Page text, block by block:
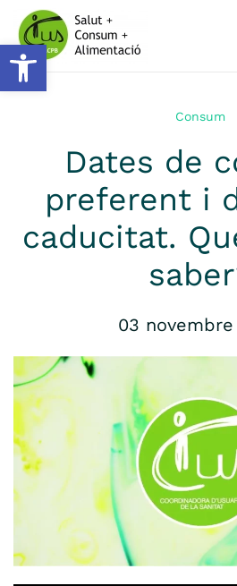
Obre la barra d'eines
Skip to main content
Consum
Dates de
preferent i
caducitat.
03